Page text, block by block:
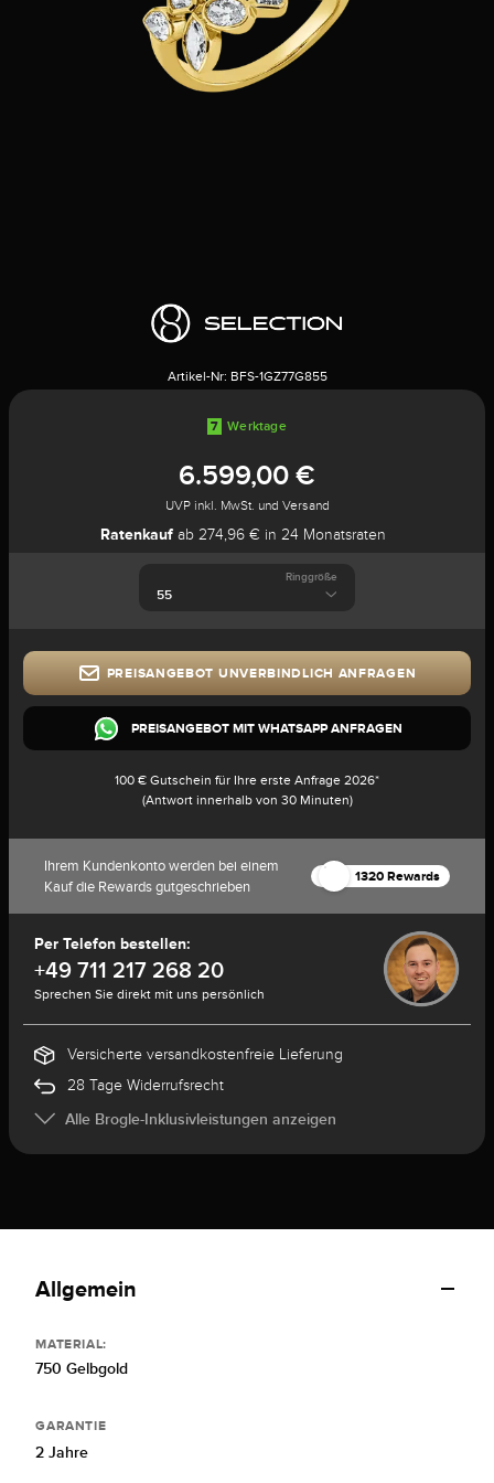
Artikel-Nr: BFS-1GZ77G855
7 Werktage
6.599,00 €
UVP inkl. MwSt. und Versand
Ratenkaufab 274,96 € in 24 Monatsraten
Ringgröße
PREISANGEBOT UNVERBINDLICH ANFRAGEN
PREISANGEBOT MIT WHATSAPP ANFRAGEN
100 € Gutschein für Ihre erste Anfrage 2026*
(Antwort innerhalb von 30 Minuten)
Ihrem Kundenkonto werden bei einem
Kauf die Rewards gutgeschrieben
1320 Rewards
Per Telefon bestellen:
+49 711 217 268 20
Sprechen Sie direkt mit uns persönlich
Versicherte versandkostenfreie Lieferung
28 Tage Widerrufsrecht
Alle Brogle-Inklusivleistungen anzeigen
Allgemein
MATERIAL:
750 Gelbgold
GARANTIE
2 Jahre